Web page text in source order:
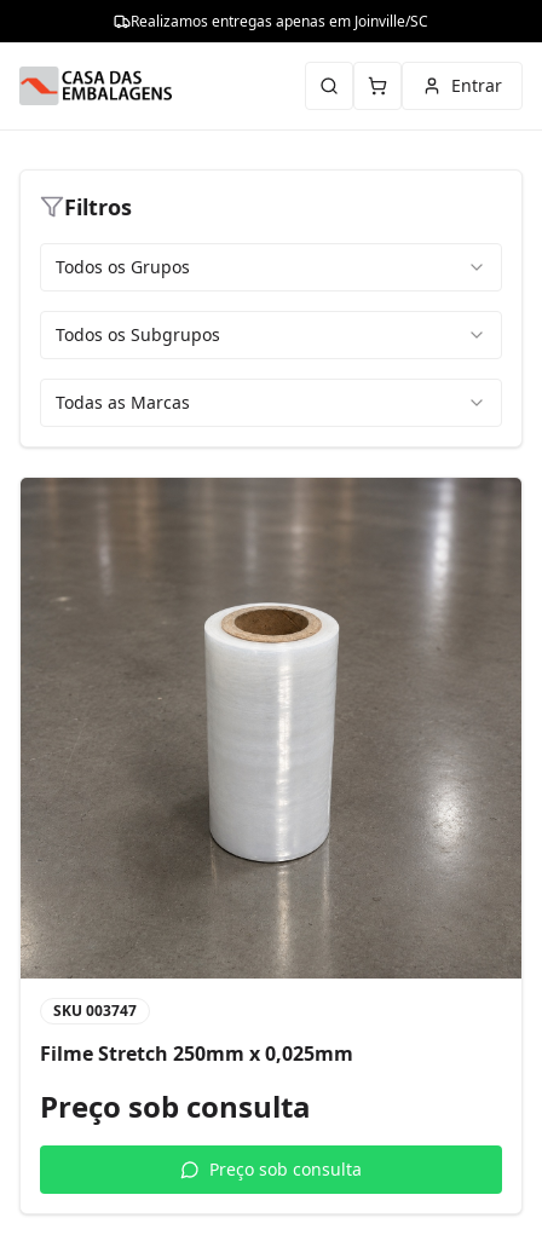
Realizamos entregas apenas em Joinville/SC
Entrar
Filtros
Todos os Grupos
Todos os Subgrupos
Todas as Marcas
SKU 003747
Filme Stretch 250mm x 0,025mm
Preço sob consulta
Preço sob consulta